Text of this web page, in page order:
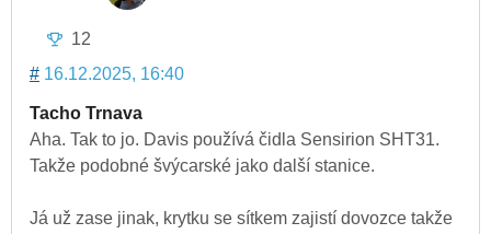
12
# 16.12.2025, 16:40
Tacho Trnava
Aha. Tak to jo. Davis používá čidla Sensirion SHT31.
Takže podobné švýcarské jako další stanice.
Já už zase jinak, krytku se sítkem zajistí dovozce takže